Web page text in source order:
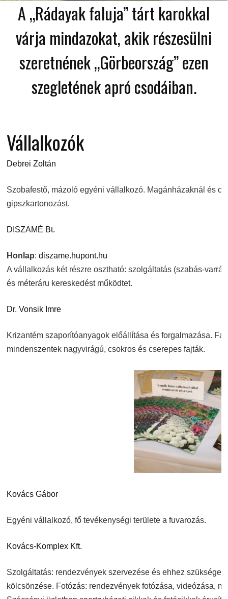
A „Rádayak faluja” tárt karokkal
várja mindazokat, akik részesülni
szeretnének „Görbeország” ezen
szegletének apró csodáiban.
Vállalkozók
Debrei Zoltán
Szobafestő, mázoló egyéni vállalkozó. Magánházaknál és
gipszkartonozást.
DISZAMÉ Bt.
Honlap:diszame.hupont.hu
A vállalkozás két részre osztható: szolgáltatás (szabás-
és méteráru kereskedést működtet.
Dr. Vonsik Imre
Krizantém szaporítóanyagok előállítása és forgalmazása.
mindenszentek nagyvirágú, csokros és cserepes fajták.
Kovács Gábor
Egyéni vállalkozó, fő tevékenységi területe a fuvarozás.
Kovács-Komplex Kft.
Szolgáltatás: rendezvények szervezése és ehhez
kölcsönzése. Fotózás: rendezvények fotózása, videózása,